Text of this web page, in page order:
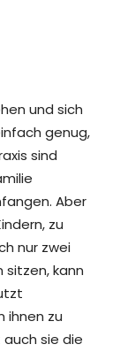
und sich
genug,
sind
Aber
zu
nur zwei
kann
ihnen zu
sie die